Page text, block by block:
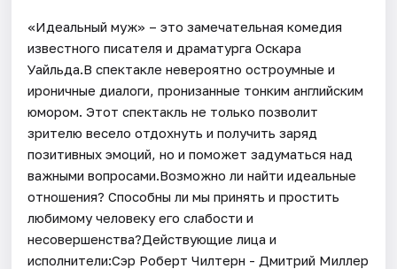
«Идеальный муж» – это замечательная комедия
известного писателя и драматурга Оскара
Уайльда.В спектакле невероятно остроумные и
ироничные диалоги, пронизанные тонким английским
юмором. Этот спектакль не только позволит
зрителю весело отдохнуть и получить заряд
позитивных эмоций, но и поможет задуматься над
важными вопросами.Возможно ли найти идеальные
отношения? Способны ли мы принять и простить
любимому человеку его слабости и
несовершенства?Действующие лица и
исполнители:Сэр Роберт Чилтерн - Дмитрий Миллер